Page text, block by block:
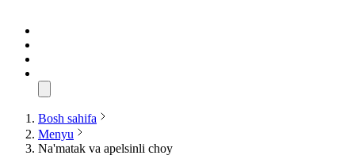
Bosh sahifa
Menyu
Na'matak va apelsinli choy